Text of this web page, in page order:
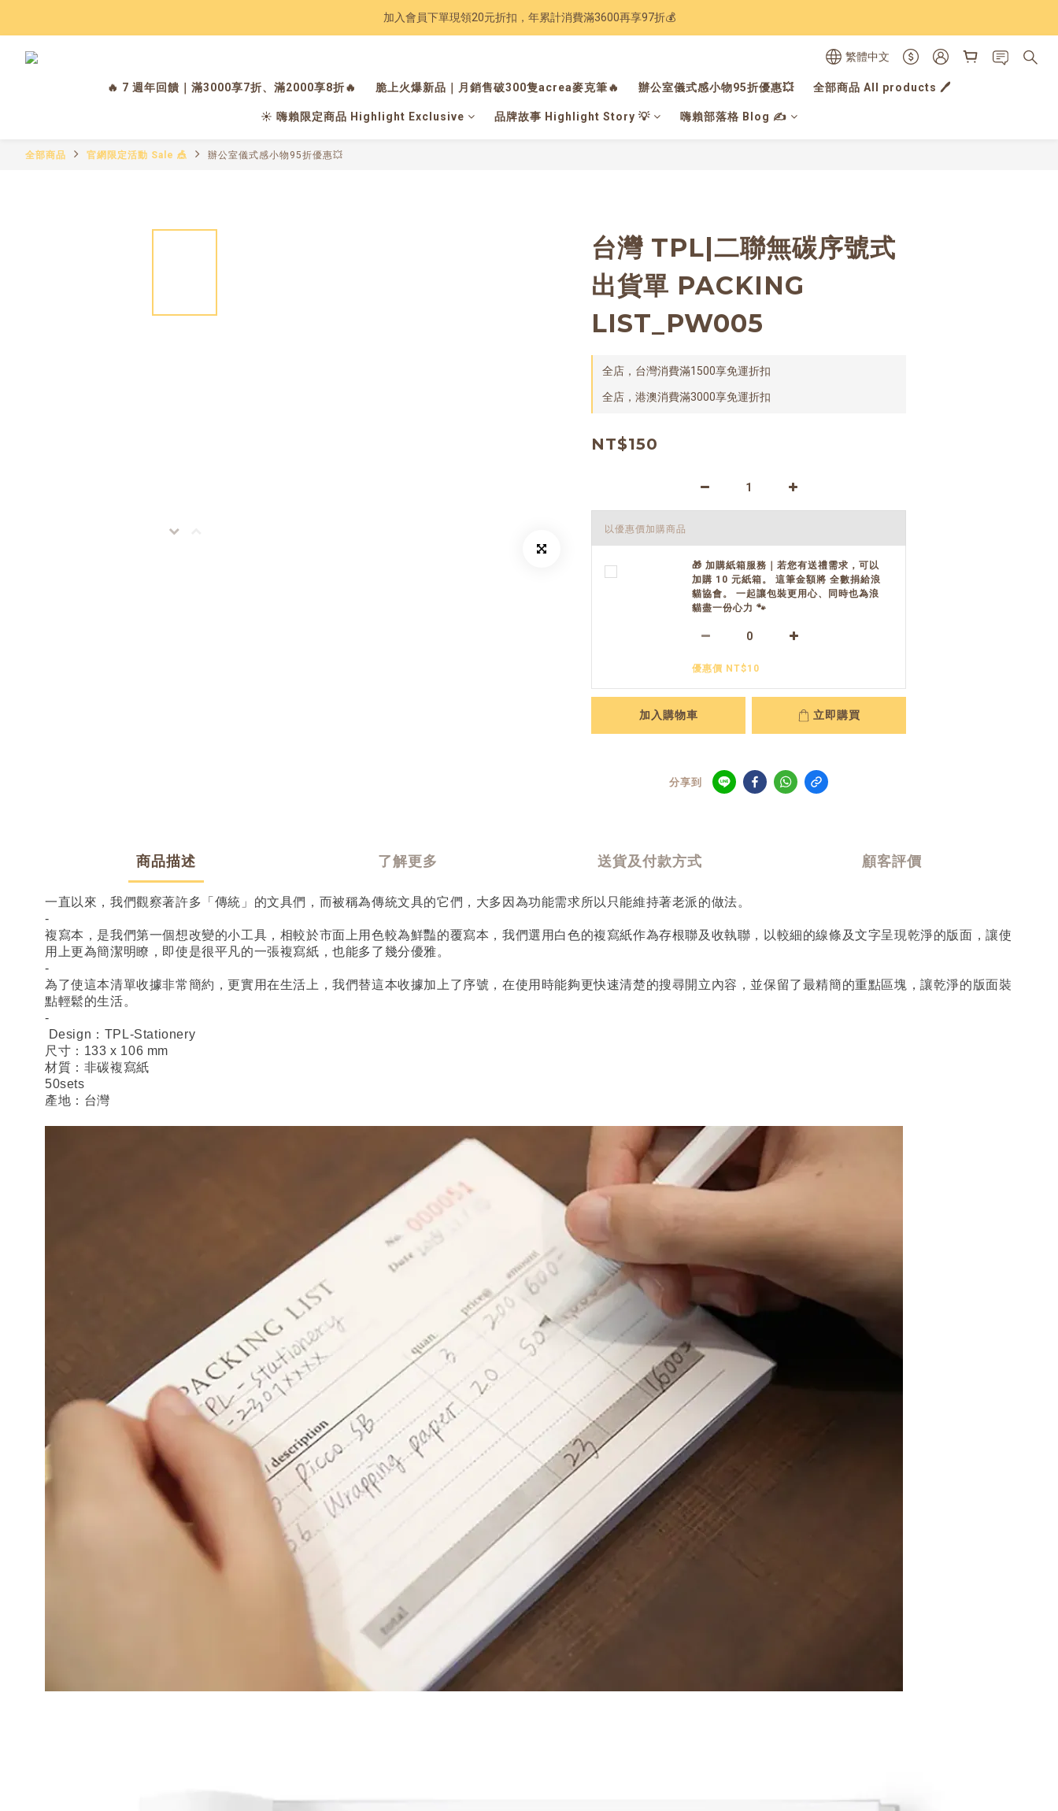
Have a nice trip 🧳 2027手帳季 準備登場
加入會員下單現領20元折扣，年累計消費滿3600再享97折💰
繁體中文
🔥 7 週年回饋｜滿3000享7折、滿2000享8折🔥 脆上火爆新品｜月銷售破300隻acrea麥克筆🔥 辦公室儀式感小物95折優惠💥 全部商品 All products 🖊️
☀️ 嗨賴限定商品 Highlight Exclusive 品牌故事 Highlight Story 💡 嗨賴部落格 Blog ✍️
全部商品 官網限定活動 Sale 🎪 辦公室儀式感小物95折優惠💥
台灣 TPL|二聯無碳序號式
出貨單 PACKING
LIST_PW005
全店，台灣消費滿1500享免運折扣
全店，港澳消費滿3000享免運折扣
NT$150
以優惠價加購商品
🎁 加購紙箱服務｜若您有送禮需求，可以
加購 10 元紙箱。 這筆金額將 全數捐給浪
貓協會。 一起讓包裝更用心、同時也為浪
貓盡一份心力 🐾
優惠價 NT$10
加入購物車 立即購買
分享到
商品描述 了解更多 送貨及付款方式 顧客評價
一直以來，我們觀察著許多「傳統」的文具們，而被稱為傳統文具的它們，大多因為功能需求所以只能維持著老派的做法。
-
複寫本，是我們第一個想改變的小工具，相較於市面上用色較為鮮豔的覆寫本，我們選用白色的複寫紙作為存根聯及收執聯，以較細的線條及文字呈現乾淨的版面，讓使
用上更為簡潔明瞭，即使是很平凡的一張複寫紙，也能多了幾分優雅。
-
為了使這本清單收據非常簡約，更實用在生活上，我們替這本收據加上了序號，在使用時能夠更快速清楚的搜尋開立內容，並保留了最精簡的重點區塊，讓乾淨的版面裝
點輕鬆的生活。
-
Design：TPL-Stationery
尺寸：133 x 106 mm
材質：非碳複寫紙
50sets
產地：台灣